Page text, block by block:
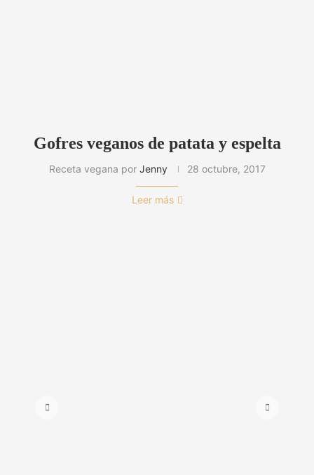
Gofres veganos de patata y espelta
Receta vegana por Jenny 28 octubre, 2017
Leer más